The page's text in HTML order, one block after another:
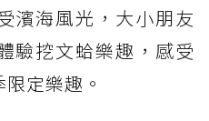
濱海風光，大小朋友
驗挖文蛤樂趣，感受
定樂趣。